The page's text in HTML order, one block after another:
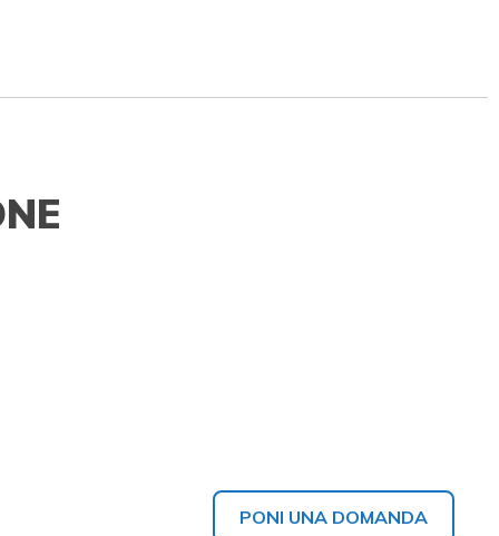
PONI UNA DOMANDA